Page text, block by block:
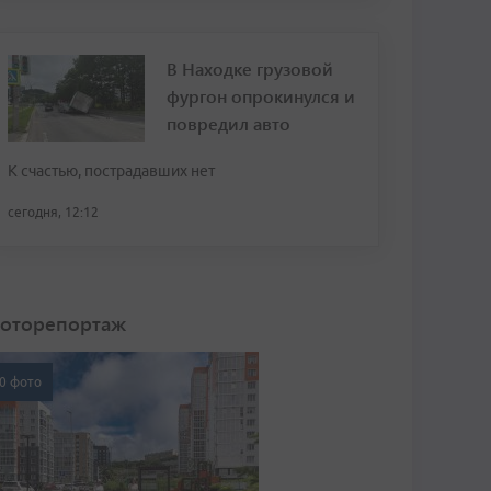
В Находке грузовой
фургон опрокинулся и
повредил авто
К счастью, пострадавших нет
сегодня, 12:12
фото